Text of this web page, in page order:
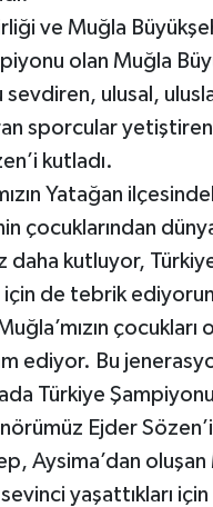
ve Muğla
olan Muğla
ulusal,
sporcular
kutladı.
Yatağan
çocuklarından
daha kutluyor,
de tebrik
ediyor. Bu
Türkiye
Ejder
Aysima’dan oluşan
yaşattıkları